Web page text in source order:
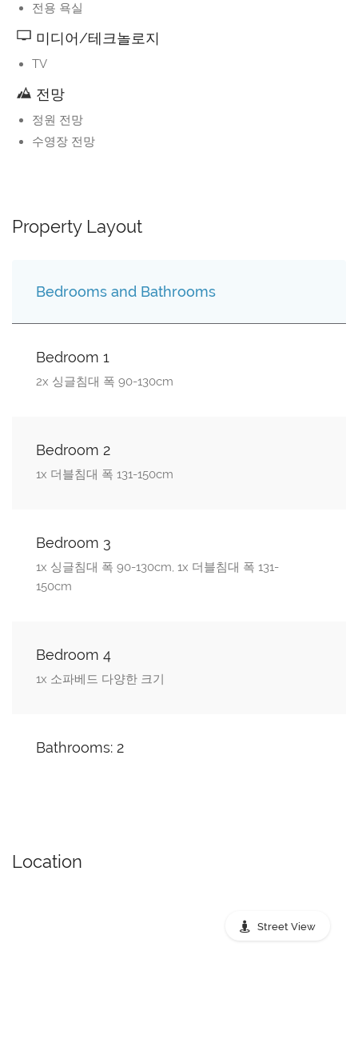
전용 욕실
미디어/테크놀로지
TV
전망
정원 전망
수영장 전망
Property Layout
Bedrooms and Bathrooms
Bedroom 1
2x 싱글침대 폭 90-130cm
Bedroom 2
1x 더블침대 폭 131-150cm
Bedroom 3
1x 싱글침대 폭 90-130cm, 1x 더블침대 폭 131-
150cm
Bedroom 4
1x 소파베드 다양한 크기
Bathrooms: 2
Location
Street View